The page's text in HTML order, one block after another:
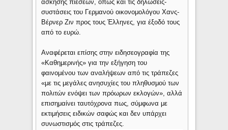
άσκησης πιέσεων, όπως και τις δηλώσεις-
συστάσεις του Γερμανού οικονομολόγου Χανς-
Βέρνερ Ζιν προς τους Έλληνες, για έξοδό τους
από το ευρώ.
Αναφέρεται επίσης στην ειδησεογραφία της
«Καθημερινής» για την εξήγηση του
φαινομένου των αναλήψεων από τις τράπεζες
«με τις μεγάλες ανησυχίες του πληθυσμού των
πολιτών ενόψει των πρόωρων εκλογών», αλλά
επισημαίνει ταυτόχρονα πως, σύμφωνα με
εκτιμήσεις ειδικών σαφώς και δεν υπάρχει
συνωστισμός στις τράπεζες.